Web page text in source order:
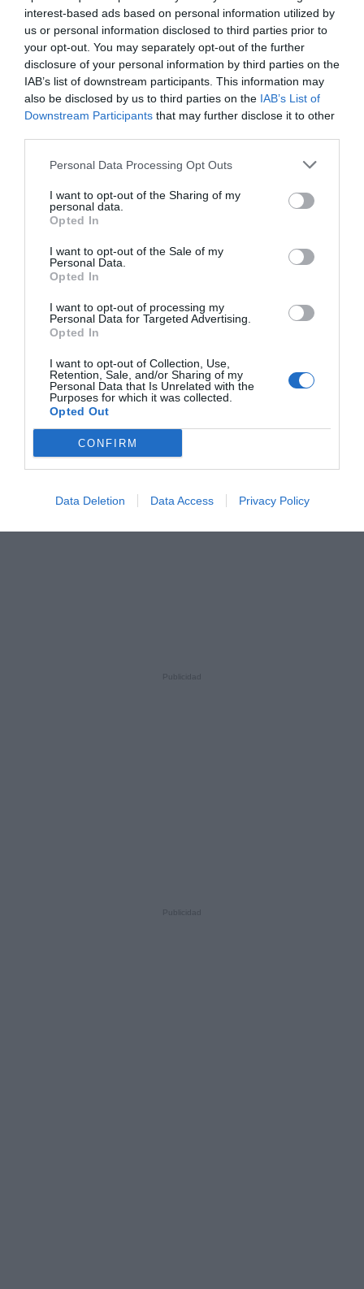
interest-based ads based on personal information utilized by
us or personal information disclosed to third parties prior to
your opt-out. You may separately opt-out of the further
disclosure of your personal information by third parties on the
IAB’s list of downstream participants. This information may
also be disclosed by us to third parties on the IAB’s List of
Downstream Participants that may further disclose it to other
Personal Data Processing Opt Outs
I want to opt-out of the Sharing of my
personal data.
Opted In
I want to opt-out of the Sale of my
Personal Data.
Opted In
I want to opt-out of processing my
Personal Data for Targeted Advertising.
Opted In
I want to opt-out of Collection, Use,
Retention, Sale, and/or Sharing of my
Personal Data that Is Unrelated with the
Purposes for which it was collected.
Opted Out
CONFIRM
Data Deletion Data Access Privacy Policy